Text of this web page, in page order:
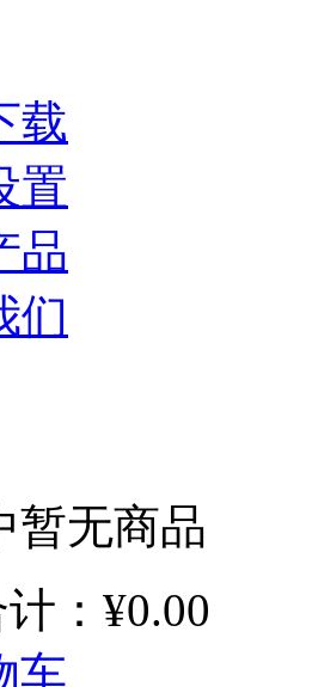
载
置
品
们
暂无商品
：¥0.00
车